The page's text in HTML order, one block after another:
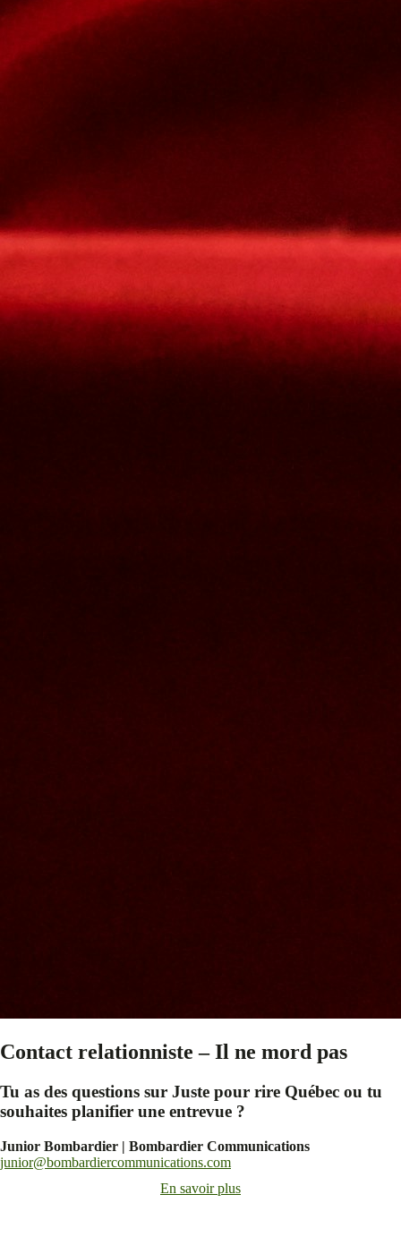
Contact relationniste – Il ne mord pas
Tu as des questions sur Juste pour rire Québec ou tu
souhaites planifier une entrevue ?
Junior Bombardier | Bombardier Communications
junior@bombardiercommunications.com
En savoir plus